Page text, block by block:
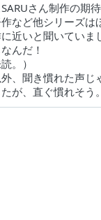
さん制作の期待
など他シリーズは
近いと聞いていま
んだ！
。）
、聞き慣れた声じ
が、直ぐ慣れそう。